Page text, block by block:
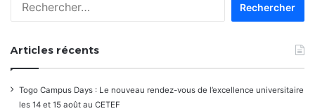
commentaires
Articles récents
Togo Campus Days : Le nouveau rendez-vous de l’excellence universitaire
les 14 et 15 août au CETEF